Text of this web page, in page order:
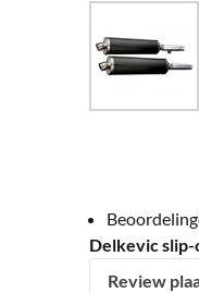
Delkevic slip-
Review